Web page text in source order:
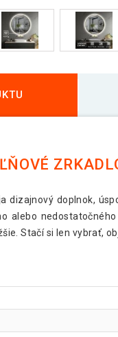
dizajnový doplnok,
alebo
Stačí si len vybrať,